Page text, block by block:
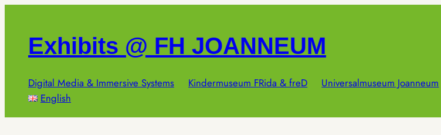
springenExhibits @ FH JOANNEUM
Digital Media & Immersive Systems Kindermuseum FRida & freD Universalmuseum Joanneum
English